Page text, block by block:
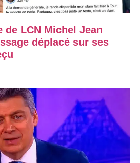
de LCN Michel Jean
déplacé sur ses